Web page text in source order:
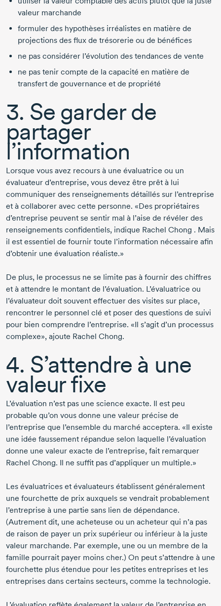
valeur marchande
formuler des hypothèses irréalistes en matière de
projections des flux de trésorerie ou de bénéfices
ne pas considérer l’évolution des tendances de vente
ne pas tenir compte de la capacité en matière de
transfert de gouvernance et de propriété
3. Se garder de
partager
l’information
Lorsque vous avez recours à une évaluatrice ou un
évaluateur d’entreprise, vous devez être prêt à lui
communiquer des renseignements détaillés sur l’entreprise
et à collaborer avec cette personne. «Des propriétaires
d’entreprise peuvent se sentir mal à l’aise de révéler des
renseignements confidentiels, indique Rachel Chong . Mais
il est essentiel de fournir toute l’information nécessaire afin
d’obtenir une évaluation réaliste.»
De plus, le processus ne se limite pas à fournir des chiffres
et à attendre le montant de l’évaluation. L’évaluatrice ou
l’évaluateur doit souvent effectuer des visites sur place,
rencontrer le personnel clé et poser des questions de suivi
pour bien comprendre l’entreprise. «Il s’agit d’un processus
complexe», ajoute Rachel Chong.
4. S’attendre à une
valeur fixe
L’évaluation n’est pas une science exacte. Il est peu
probable qu’on vous donne une valeur précise de
l’entreprise que l’ensemble du marché acceptera. «Il existe
une idée faussement répandue selon laquelle l’évaluation
donne une valeur exacte de l’entreprise, fait remarquer
Rachel Chong. Il ne suffit pas d’appliquer un multiple.»
Les évaluatrices et évaluateurs établissent généralement
une fourchette de prix auxquels se vendrait probablement
l’entreprise à une partie sans lien de dépendance.
(Autrement dit, une acheteuse ou un acheteur qui n’a pas
de raison de payer un prix supérieur ou inférieur à la juste
valeur marchande. Par exemple, une ou un membre de la
famille pourrait payer moins cher.) On peut s’attendre à une
fourchette plus étendue pour les petites entreprises et les
entreprises dans certains secteurs, comme la technologie.